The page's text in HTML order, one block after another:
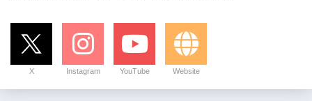
X Instagram YouTube Website